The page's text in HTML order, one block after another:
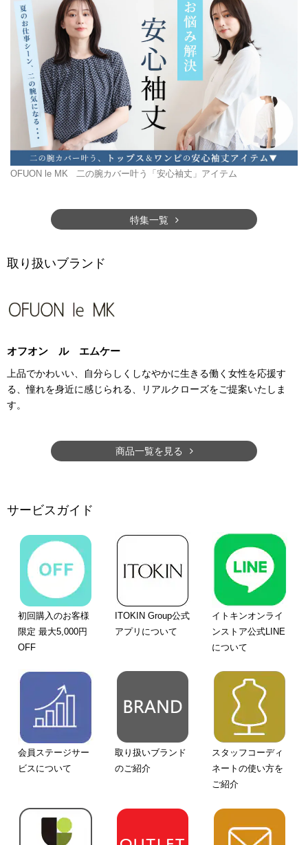
OFUON le MK 二の腕カバー叶う「安心袖丈」アイテム
特集一覧
取り扱いブランド
オフオン ル エムケー
上品でかわいい、自分らしくしなやかに生きる働く女性を応援す
る、憧れを身近に感じられる、リアルクローズをご提案いたしま
す。
商品一覧を見る
サービスガイド
初回購入のお客様
限定 最大5,000円
OFF
ITOKIN Group公式
アプリについて
イトキンオンライ
ンストア公式LINE
について
会員ステージサー
ビスについて
取り扱いブランド
のご紹介
スタッフコーディ
ネートの使い方を
ご紹介